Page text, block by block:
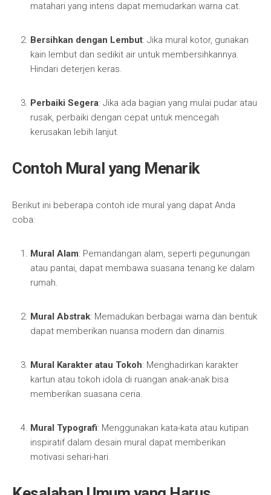
matahari yang intens dapat memudarkan warna cat.
Bersihkan dengan Lembut: Jika mural kotor, gunakan
kain lembut dan sedikit air untuk membersihkannya.
Hindari deterjen keras.
Perbaiki Segera: Jika ada bagian yang mulai pudar atau
rusak, perbaiki dengan cepat untuk mencegah
kerusakan lebih lanjut.
Contoh Mural yang Menarik
Berikut ini beberapa contoh ide mural yang dapat Anda
coba:
Mural Alam: Pemandangan alam, seperti pegunungan
atau pantai, dapat membawa suasana tenang ke dalam
rumah.
Mural Abstrak: Memadukan berbagai warna dan bentuk
dapat memberikan nuansa modern dan dinamis.
Mural Karakter atau Tokoh: Menghadirkan karakter
kartun atau tokoh idola di ruangan anak-anak bisa
memberikan suasana ceria.
Mural Typografi: Menggunakan kata-kata atau kutipan
inspiratif dalam desain mural dapat memberikan
motivasi sehari-hari.